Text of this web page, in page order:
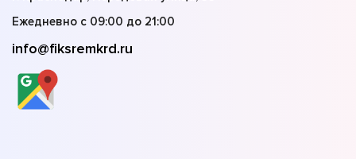
Ежедневно с 09:00 до 21:00
info@fiksremkrd.ru